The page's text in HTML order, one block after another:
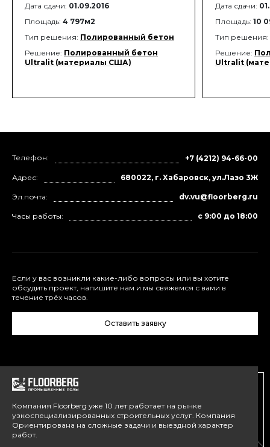
Дата сдачи: 01.09.2016
Площадь: 4 797м2
Тип решения: Полированный бетон
Решение: Полированный бетон
Ultralit (материалы США)
Дата сдачи:
Площадь: 10
Тип решения:
Решение:
Ultralit
Компания Floorberg уже 10 лет работает на рынке
узкоспециализированных строительных услуг. Компания
Ориентирована на сложные задачи и выездной характер
работ.
Телефон: +7 (4212) 94-66-00
Адрес: 680022, г. Хабаровск, ул.Лазо 3Ж
Эл.почта: dv.vu@floorberg.ru
Часы работы: с 9:00 до 18:00
Если у вас возникли какие-либо вопросы или вы хотите
обсудить проект, напишите нам и мы свяжемся с вами в
течение трёх часов.
Оставить заявку